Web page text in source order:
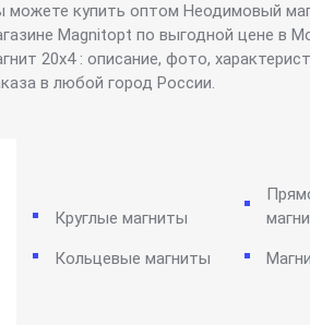
можете купить оптом Неодимовый
Magnitopt по выгодной цене в
20х4 : описание, фото,
в любой город России.
Круглые магниты
Кольцевые магниты